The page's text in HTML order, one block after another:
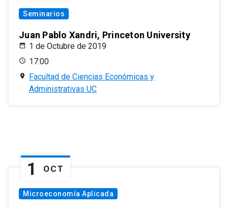
Seminarios
Juan Pablo Xandri, Princeton University
1 de Octubre de 2019
17:00
Facultad de Ciencias Económicas y
Administrativas UC
1 OCT
Microeconomía Aplicada